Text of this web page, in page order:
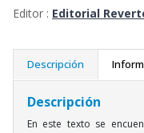
Editor : Editorial
Descripción
Descripción
En este texto se